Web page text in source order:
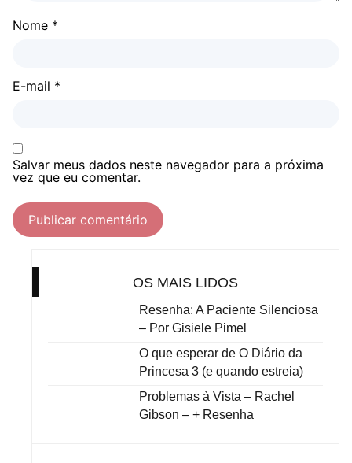
Nome *
E-mail *
Salvar meus dados neste navegador para a próxima
vez que eu comentar.
OS MAIS LIDOS
Resenha: A Paciente Silenciosa
– Por Gisiele Pimel
O que esperar de O Diário da
Princesa 3 (e quando estreia)
Problemas à Vista – Rachel
Gibson – + Resenha